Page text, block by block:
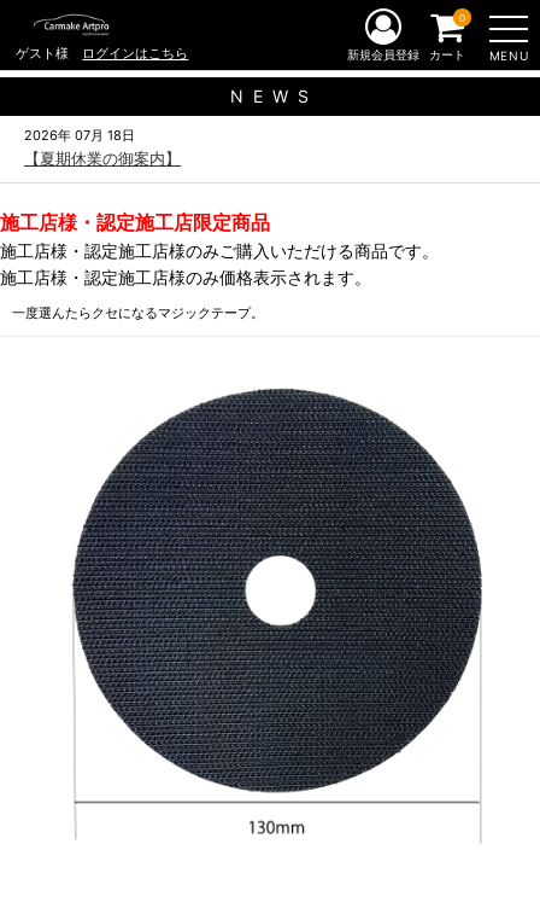
N E W S
2026年 07月 18日
【夏期休業の御案内】
ゲスト様 ログインはこちら MENU
新規会員登録 カート
0
施工店様・認定施工店限定商品
施工店様・認定施工店様のみご購入いただける商品です。
施工店様・認定施工店様のみ価格表示されます。
一度選んたらクセになるマジックテープ。